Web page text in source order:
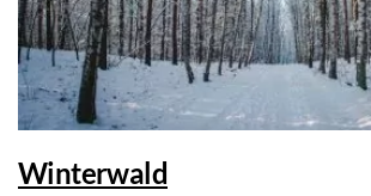
Winterwald